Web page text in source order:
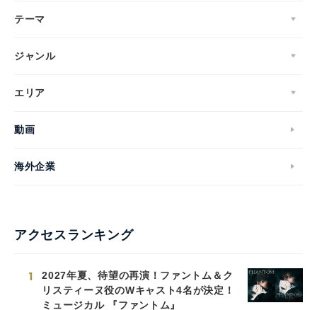
テーマ
ジャンル
エリア
動画
海外企業
アクセスランキング
1
2027年夏、待望の再演！ファントム＆ク
リスティーヌ役のWキャスト4名が決定！
ミュージカル 『ファントム』